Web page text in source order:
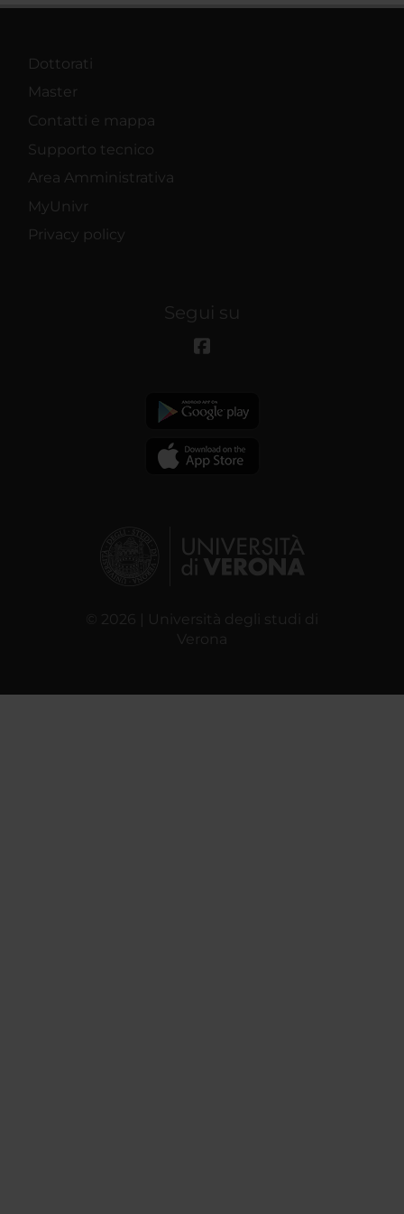
Dottorati
Master
Contatti e mappa
Supporto tecnico
Area Amministrativa
MyUnivr
Privacy policy
Segui su
© 2026 | Università degli studi di
Verona